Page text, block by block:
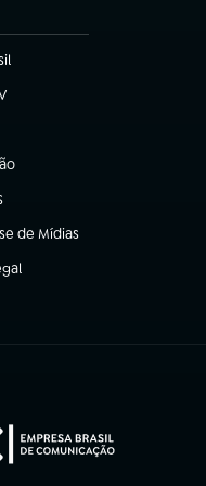
aba)
aba)
aba)
aba)
de Mídias
aba)